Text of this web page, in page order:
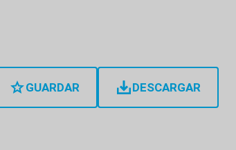
GUARDAR DESCARGAR